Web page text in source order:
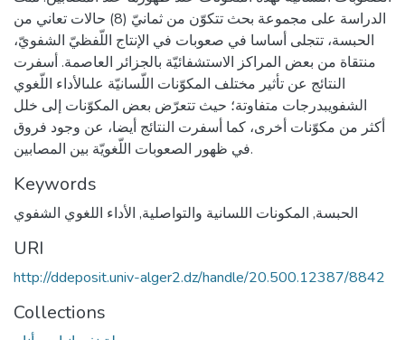
الدراسة على مجموعة بحث تتكوّن من ثمانيّ (8) حالات تعاني من
الحبسة، تتجلى أساسا في صعوبات في الإنتاج اللّفظيّ الشفويّ،
منتقاة من بعض المراكز الاستشفائيّة بالجزائر العاصمة. أسفرت
النتائج عن تأثير مختلف المكوّنات اللّسانيّة علىالأداء اللّغوي
الشفويبدرجات متفاوتة؛ حيث تتعرّض بعض المكوّنات إلى خلل
أكثر من مكوّنات أخرى، كما أسفرت النتائج أيضا، عن وجود فروق
في ظهور الصعوبات اللّغويّة بين المصابين.
Keywords
الحبسة, المكونات اللسانية والتواصلية, الأداء اللغوي الشفوي
URI
http://ddeposit.univ-alger2.dz/handle/20.500.12387/8842
Collections